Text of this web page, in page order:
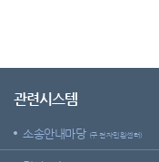
관련시스템
소송안내마당 (구 전자민원센터)